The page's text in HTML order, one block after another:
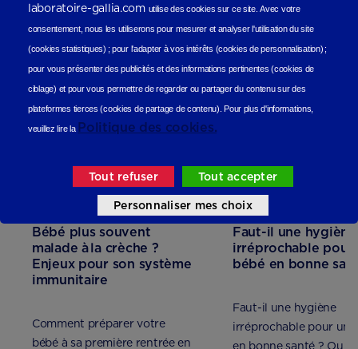
En lire plus
Bébé plus souvent
malade à la crèche ?
Enjeux pour son système
immunitaire
Comment préparer votre
bébé à sa première rentrée en
Faut-il une hygiène
irréprochable pour
bébé en bonne
Faut-il une hygiène
irréprochable pour un
en bonne santé ? Ou
laboratoire-gallia.com utilise des cookies sur ce site.Avec votre
consentement, nous les utiliseronspour mesurer et analyser l'utilisation du site
(cookies statistiques) ;pour l'adapter à vos intérêts (cookies de personnalisation) ;
pour vous présenter des publicités et des informations pertinentes (cookies de
ciblage) et pour vous permettre de regarder ou partager du contenu sur des
plateformes tierces (cookies de partage de contenu). Pour plus d'informations,
veuillez lire la Politique des cookies.
Tout refuser Tout accepter
Personnaliser mes choix